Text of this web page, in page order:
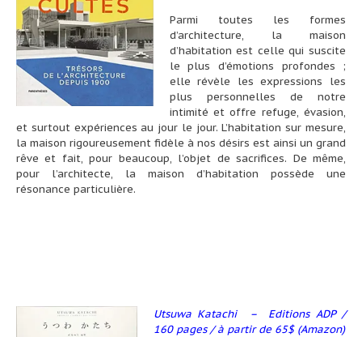
Parmi toutes les formes
d’architecture, la maison
d’habitation est celle qui suscite
le plus d’émotions profondes ;
elle révèle les expressions les
plus personnelles de notre
intimité et offre refuge, évasion,
et surtout expériences au jour le jour. L’habitation sur mesure,
la maison rigoureusement fidèle à nos désirs est ainsi un grand
rêve et fait, pour beaucoup, l’objet de sacrifices. De même,
pour l’architecte, la maison d’habitation possède une
résonance particulière.
Utsuwa Katachi – Editions ADP /
160 pages / à partir de 65$ (Amazon)